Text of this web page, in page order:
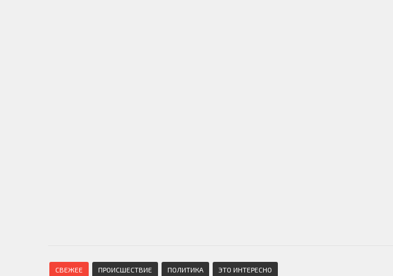
СВЕЖЕЕ ПРОИСШЕСТВИЕ ПОЛИТИКА ЭТО ИНТЕРЕСНО